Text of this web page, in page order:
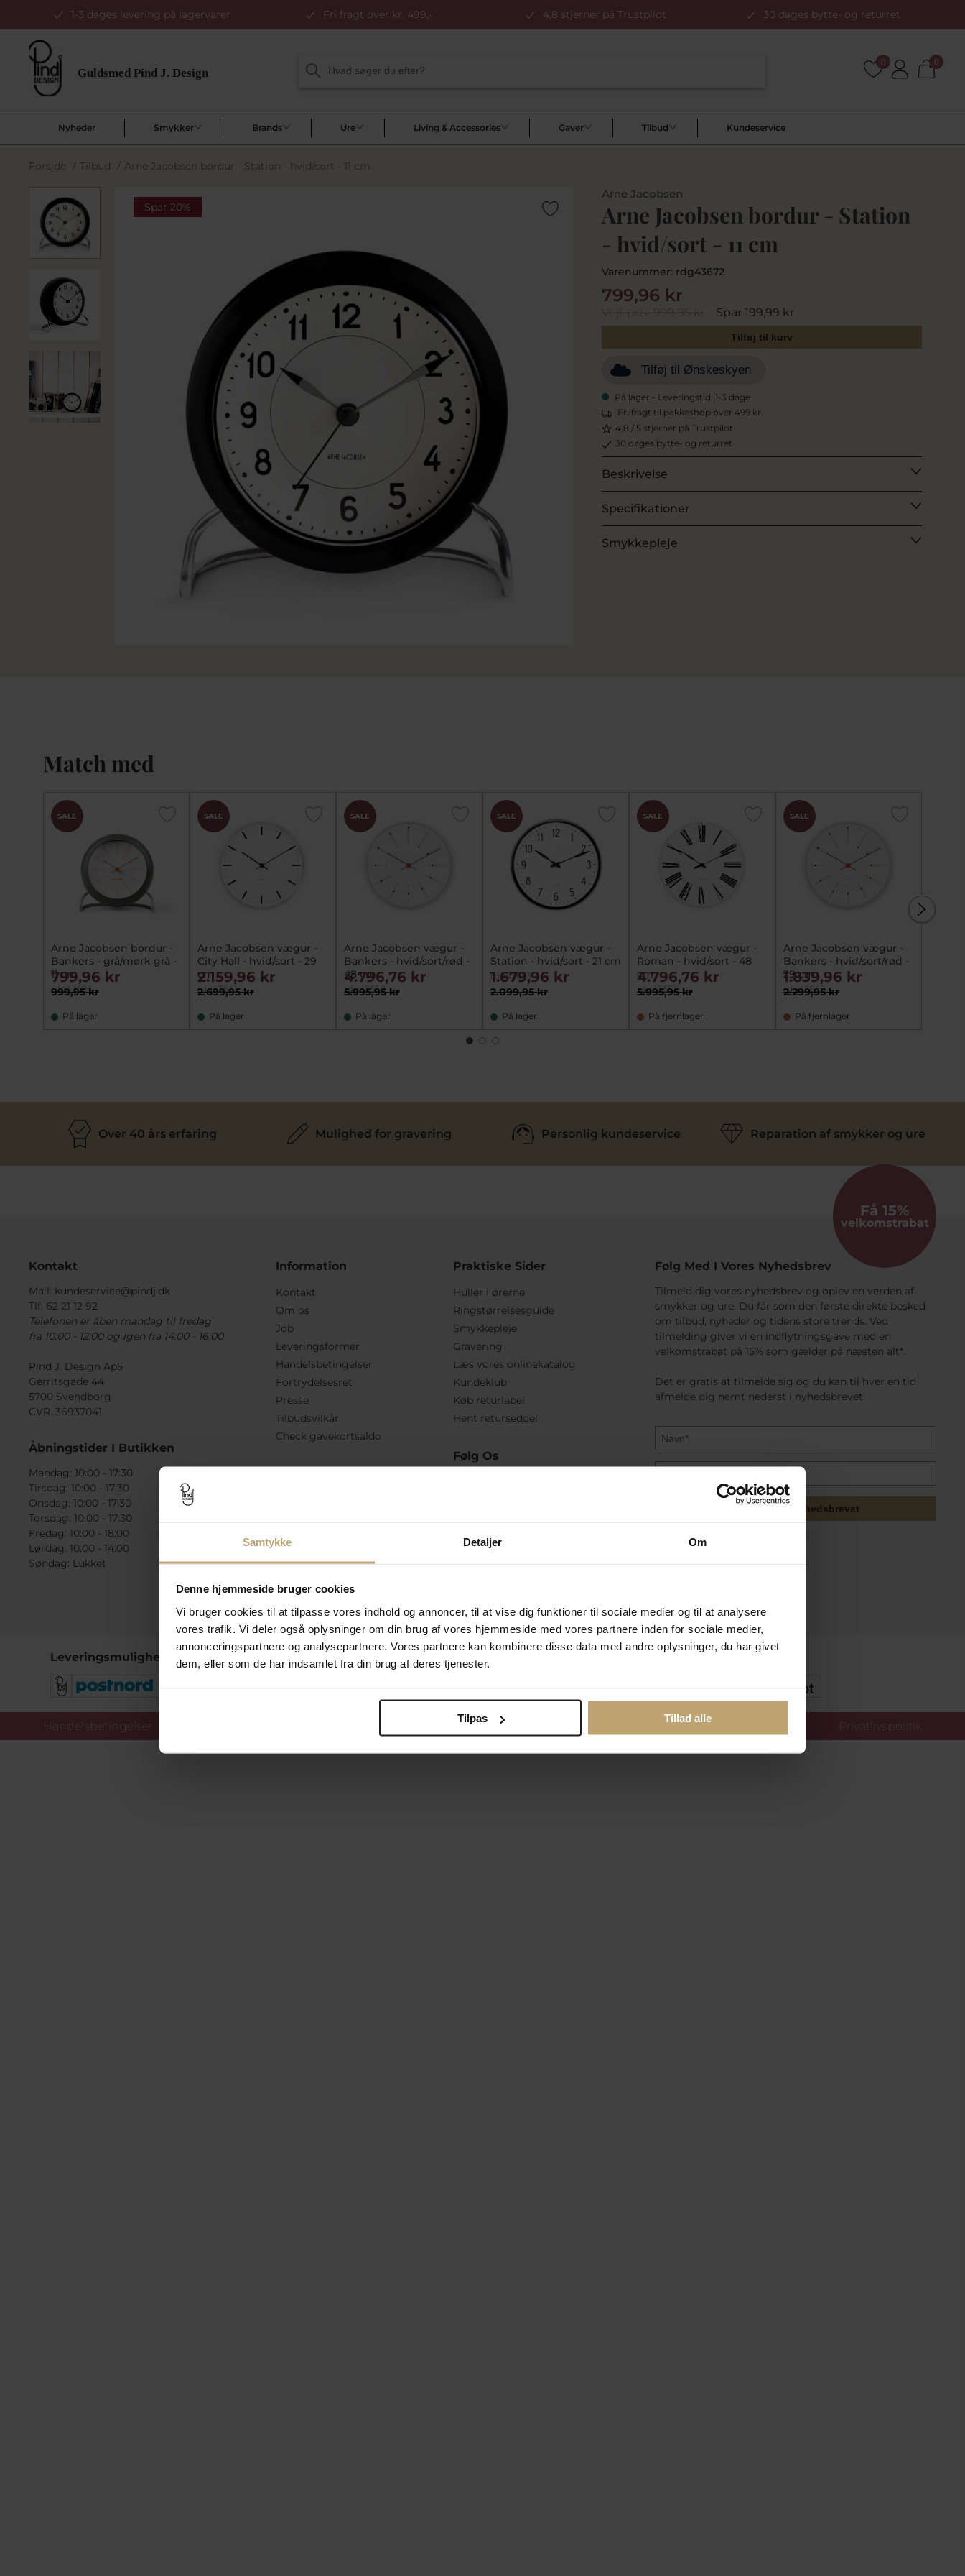
Samtykke Detaljer Om
Denne hjemmeside bruger cookies
Vi bruger cookies til at tilpasse vores indhold og annoncer, til at vise dig funktioner til sociale medier og til at analysere
vores trafik. Vi deler også oplysninger om din brug af vores hjemmeside med vores partnere inden for sociale medier,
annonceringspartnere og analysepartnere. Vores partnere kan kombinere disse data med andre oplysninger, du har givet
dem, eller som de har indsamlet fra din brug af deres tjenester.
Tilpas Tillad alle
1-3 dages levering på lagervarer Fri fragt over kr. 499,- 4,8 stjerner på Trustpilot 30 dages bytte- og returret
0 0
Nyheder Smykker Brands Ure Living & Accessories Gaver Tilbud Kundeservice
Forside / Tilbud / Arne Jacobsen bordur - Station - hvid/sort - 11 cm
Spar 20%
Arne Jacobsen
Arne Jacobsen bordur - Station
- hvid/sort - 11 cm
Varenummer: rdg43672
Vejl. pris999,95 kr Spar 199,99 kr
799,96 kr
Tilføj til kurv
Tilføj til Ønskeskyen
På lager - Leveringstid, 1-3 dage
Fri fragt til pakkeshop over 499 kr.
4,8 / 5 stjerner på Trustpilot
30 dages bytte- og returret
Beskrivelse
Specifikationer
Smykkepleje
Match med
SALE
Arne Jacobsen bordur -
Bankers - grå/mørk grå -
11 cm
rdg43694
999,95 kr
799,96 kr
På lager
SALE
Arne Jacobsen vægur -
City Hall - hvid/sort - 29
cm
rdg43641
2.699,95 kr
2.159,96 kr
På lager
SALE
Arne Jacobsen vægur -
Bankers - hvid/sort/rød -
48 cm
rdg43650
5.995,95 kr
4.796,76 kr
På lager
SALE
Arne Jacobsen vægur -
Station - hvid/sort - 21 cm
rdg43633
2.099,95 kr
1.679,96 kr
På lager
SALE
Arne Jacobsen vægur -
Roman - hvid/sort - 48
cm
rdg43652
5.995,95 kr
4.796,76 kr
På fjernlager
SALE
Arne Jacobsen vægur -
Bankers - hvid/sort/rød -
29 cm
rdg43640
2.299,95 kr
1.839,96 kr
På fjernlager
Over 40 års erfaring Mulighed for gravering Personlig kundeservice Reparation af smykker og ure
Kontakt
Mail: kundeservice@pindj.dk
Tlf. 62 21 12 92
Telefonen er åben mandag til fredag
fra 10:00 - 12:00 og igen fra 14:00 - 16:00
Pind J. Design ApS
Gerritsgade 44
5700 Svendborg
CVR. 36937041
Åbningstider I Butikken
Mandag: 10:00 - 17:30
Tirsdag: 10:00 - 17:30
Onsdag: 10:00 - 17:30
Torsdag: 10:00 - 17:30
Fredag: 10:00 - 18:00
Lørdag: 10:00 - 14:00
Søndag: Lukket
Information
Kontakt
Om os
Job
Leveringsformer
Handelsbetingelser
Fortrydelsesret
Presse
Tilbudsvilkår
Check gavekortsaldo
Praktiske Sider
Huller i ørerne
Ringstørrelsesguide
Smykkepleje
Gravering
Læs vores onlinekatalog
Kundeklub
Køb returlabel
Hent returseddel
Følg Os
Få 15%
velkomstrabat
Følg Med I Vores Nyhedsbrev
Tilmeld dig vores nyhedsbrev og oplev en verden af
smykker og ure. Du får som den første direkte besked
om tilbud, nyheder og tidens store trends. Ved
tilmelding giver vi en indflytningsgave med en
velkomstrabat på 15% som gælder på næsten alt*.
Det er gratis at tilmelde sig og du kan til hver en tid
afmelde dig nemt nederst i nyhedsbrevet.
Tilmeld mig nyhedsbrevet
Leveringsmuligheder Betalingsmuligheder Sikker Og Tryg E-Handel
Handelsbetingelser Ændr cookie-indstillinger Privatlivspolitik